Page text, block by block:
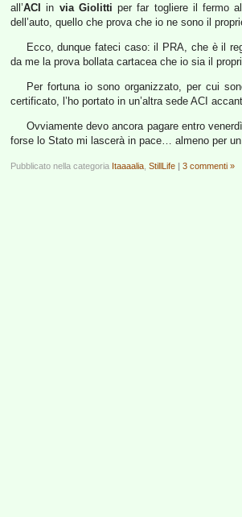
all’ACI in via Giolitti per far togliere il fermo al
dell’auto, quello che prova che io ne sono il
Ecco, dunque fateci caso: il PRA, che è il
da me la prova bollata cartacea che io sia il
Per fortuna io sono organizzato, per cui
certificato, l’ho portato in un’altra sede ACI
Ovviamente devo ancora pagare entro
forse lo Stato mi lascerà in pace… almeno per
Pubblicato nella categoria Itaaaalia StillLife | 3 commenti »